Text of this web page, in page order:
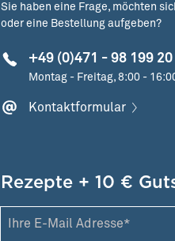
Sie haben eine Frage, möchten
oder eine Bestellung aufgeben?
+49 (0)471 - 98 199 20
Montag - Freitag, 8:00 -
Kontaktformular
Rezepte + 10 €